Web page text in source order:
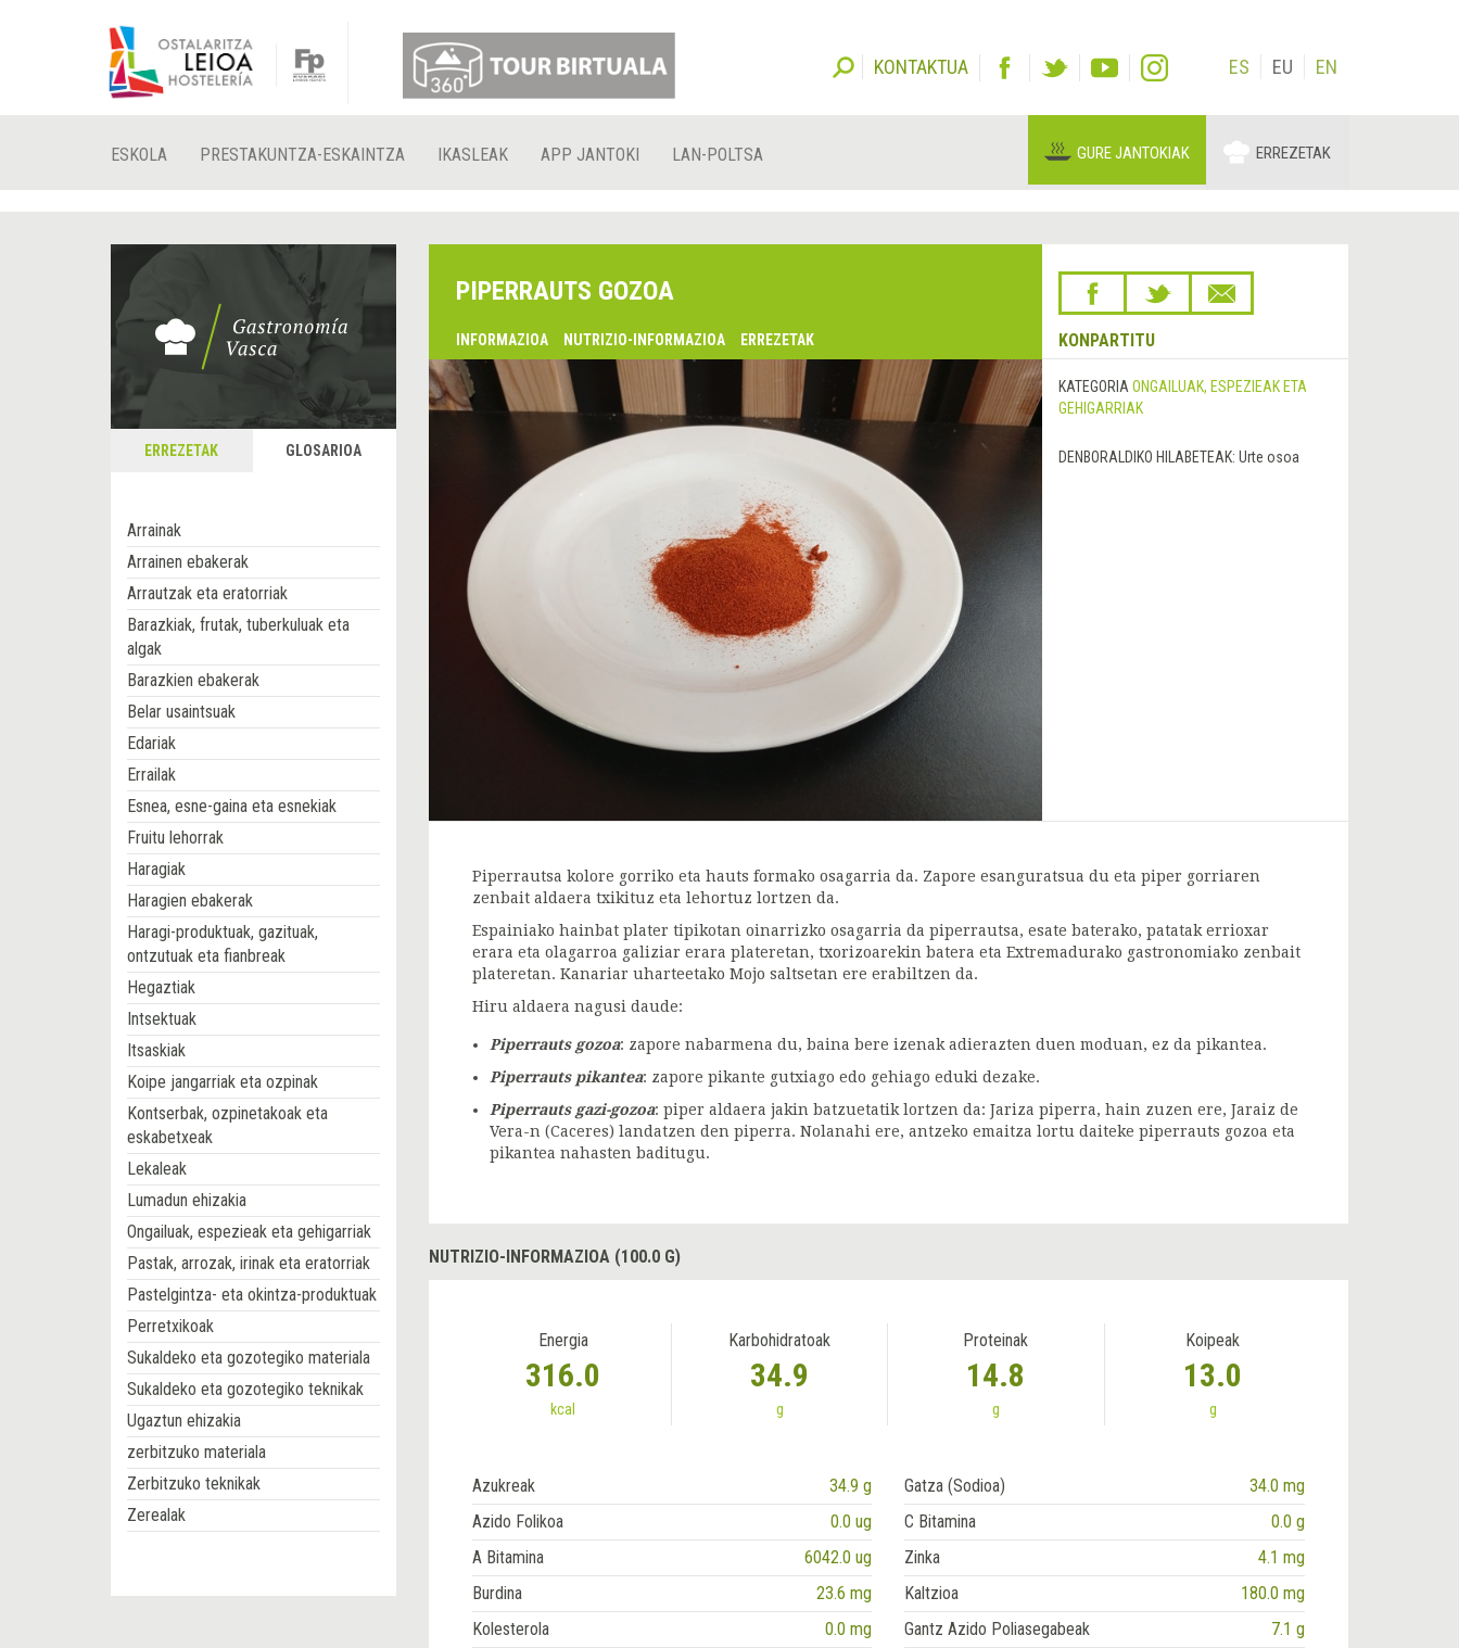
KONTAKTUA ES EU EN
ESKOLA PRESTAKUNTZA-ESKAINTZA IKASLEAK APP JANTOKI LAN-POLTSA GURE JANTOKIAK ERREZETAK
ERREZETAK GLOSARIOA
Arrainak
Arrainen ebakerak
Arrautzak eta eratorriak
Barazkiak, frutak, tuberkuluak eta
algak
Barazkien ebakerak
Belar usaintsuak
Edariak
Errailak
Esnea, esne-gaina eta esnekiak
Fruitu lehorrak
Haragiak
Haragien ebakerak
Haragi-produktuak, gazituak,
ontzutuak eta fianbreak
Hegaztiak
Intsektuak
Itsaskiak
Koipe jangarriak eta ozpinak
Kontserbak, ozpinetakoak eta
eskabetxeak
Lekaleak
Lumadun ehizakia
Ongailuak, espezieak eta gehigarriak
Pastak, arrozak, irinak eta eratorriak
Pastelgintza- eta okintza-produktuak
Perretxikoak
Sukaldeko eta gozotegiko materiala
Sukaldeko eta gozotegiko teknikak
Ugaztun ehizakia
zerbitzuko materiala
Zerbitzuko teknikak
Zerealak
PIPERRAUTS GOZOA
INFORMAZIOA NUTRIZIO-INFORMAZIOA ERREZETAK KONPARTITU
KATEGORIA ONGAILUAK, ESPEZIEAK ETA
GEHIGARRIAK
DENBORALDIKO HILABETEAK: Urte osoa
Piperrautsa kolore gorriko eta hauts formako osagarria da. Zapore esanguratsua du eta piper gorriaren
zenbait aldaera txikituz eta lehortuz lortzen da.
Espainiako hainbat plater tipikotan oinarrizko osagarria da piperrautsa, esate baterako, patatak errioxar
erara eta olagarroa galiziar erara plateretan, txorizoarekin batera eta Extremadurako gastronomiako zenbait
plateretan. Kanariar uharteetako Mojo saltsetan ere erabiltzen da.
Hiru aldaera nagusi daude:
Piperrauts gozoa: zapore nabarmena du, baina bere izenak adierazten duen moduan, ez da pikantea.
Piperrauts pikantea: zapore pikante gutxiago edo gehiago eduki dezake.
Piperrauts gazi-gozoa: piper aldaera jakin batzuetatik lortzen da: Jariza piperra, hain zuzen ere, Jaraiz de
Vera-n (Caceres) landatzen den piperra. Nolanahi ere, antzeko emaitza lortu daiteke piperrauts gozoa eta
pikantea nahasten baditugu.
NUTRIZIO-INFORMAZIOA (100.0 G)
Energia
316.0
kcal
Karbohidratoak
34.9
g
Proteinak
14.8
g
Koipeak
13.0
g
Azukreak 34.9 g Gatza (Sodioa)
34.0 mg
Azido Folikoa
0.0 ug C Bitamina
0.0 g
A Bitamina
6042.0 ug Zinka
4.1 mg
Burdina
23.6 mg Kaltzioa
180.0 mg
Kolesterola
0.0 mg Gantz Azido Poliasegabeak
7.1 g